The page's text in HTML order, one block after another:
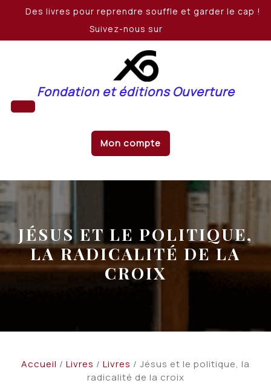
Des livres pour reprendre souffle et garder le cap !
Suivez-nous sur
Fondation et éditions Ouverture
Mon compte
JÉSUS ET LE POLITIQUE,
LA RADICALITÉ DE LA
CROIX
Accueil / Livres / Livres / Jésus et le politique, la
radicalité de la croix